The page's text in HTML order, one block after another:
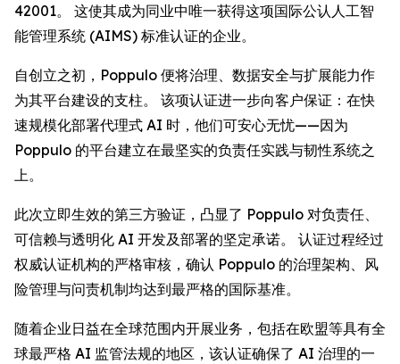
42001。 这使其成为同业中唯一获得这项国际公认人工智
能管理系统 (AIMS) 标准认证的企业。
自创立之初，Poppulo 便将治理、数据安全与扩展能力作
为其平台建设的支柱。 该项认证进一步向客户保证：在快
速规模化部署代理式 AI 时，他们可安心无忧——因为
Poppulo 的平台建立在最坚实的负责任实践与韧性系统之
上。
此次立即生效的第三方验证，凸显了 Poppulo 对负责任、
可信赖与透明化 AI 开发及部署的坚定承诺。 认证过程经过
权威认证机构的严格审核，确认 Poppulo 的治理架构、风
险管理与问责机制均达到最严格的国际基准。
随着企业日益在全球范围内开展业务，包括在欧盟等具有全
球最严格 AI 监管法规的地区，该认证确保了 AI 治理的一